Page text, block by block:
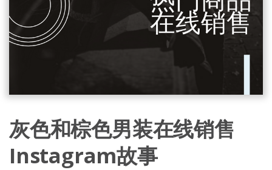
灰色和棕色男装在线销售
Instagram故事